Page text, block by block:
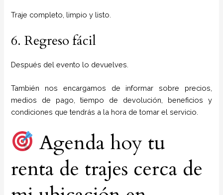
Traje completo, limpio y listo.
6. Regreso fácil
Después del evento lo devuelves.
También nos encargamos de informar sobre precios,
medios de pago, tiempo de devolución, beneficios y
condiciones que tendrás a la hora de tomar el servicio.
Agenda hoy tu
renta de trajes cerca de